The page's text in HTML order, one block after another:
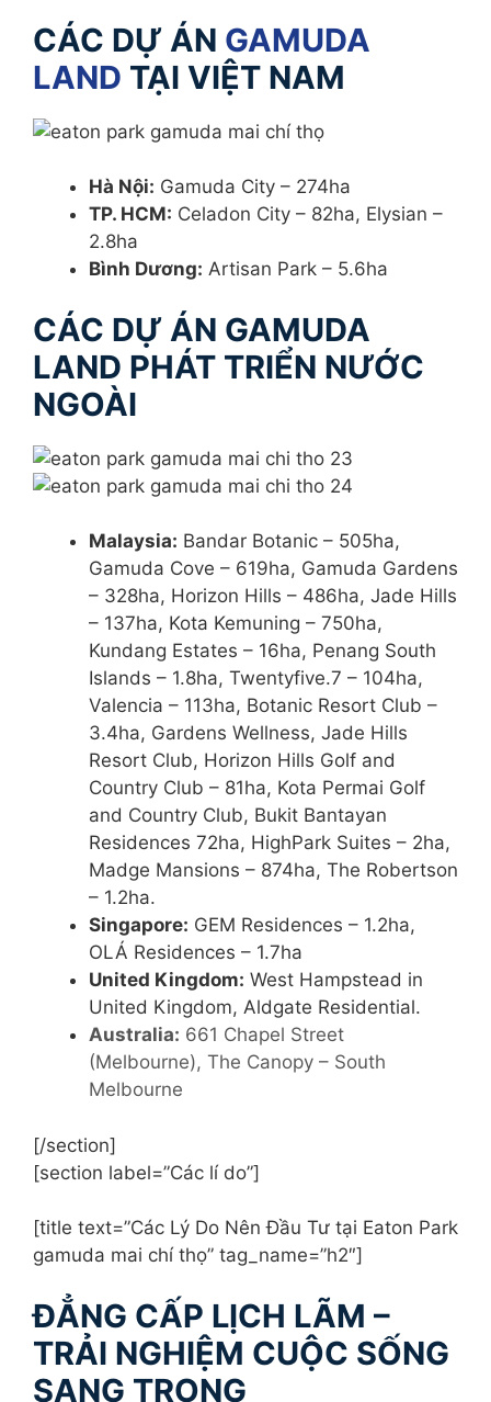
CÁC DỰ ÁN GAMUDA
LAND TẠI VIỆT NAM
Hà Nội: Gamuda City – 274ha
TP. HCM: Celadon City – 82ha, Elysian –
2.8ha
Bình Dương: Artisan Park – 5.6ha
CÁC DỰ ÁN GAMUDA
LAND PHÁT TRIỂN NƯỚC
NGOÀI
Malaysia: Bandar Botanic – 505ha,
Gamuda Cove – 619ha, Gamuda Gardens
– 328ha, Horizon Hills – 486ha, Jade Hills
– 137ha, Kota Kemuning – 750ha,
Kundang Estates – 16ha, Penang South
Islands – 1.8ha, Twentyfive.7 – 104ha,
Valencia – 113ha, Botanic Resort Club –
3.4ha, Gardens Wellness, Jade Hills
Resort Club, Horizon Hills Golf and
Country Club – 81ha, Kota Permai Golf
and Country Club, Bukit Bantayan
Residences 72ha, HighPark Suites – 2ha,
Madge Mansions – 874ha, The Robertson
– 1.2ha.
Singapore: GEM Residences – 1.2ha,
OLÁ Residences – 1.7ha
United Kingdom: West Hampstead in
United Kingdom, Aldgate Residential.
Australia: 661 Chapel Street
(Melbourne), The Canopy – South
Melbourne
[/section]
[section label=”Các lí do”]
[title text=”Các Lý Do Nên Đầu Tư tại Eaton Park
gamuda mai chí thọ” tag_name=”h2″]
ĐẲNG CẤP LỊCH LÃM –
TRẢI NGHIỆM CUỘC SỐNG
SANG TRỌNG